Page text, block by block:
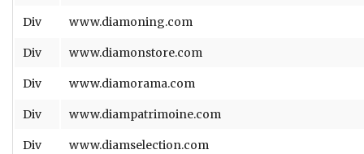
Div www.diamoning.com
Div www.diamonstore.com
Div www.diamorama.com
Div www.diampatrimoine.com
Div www.diamselection.com